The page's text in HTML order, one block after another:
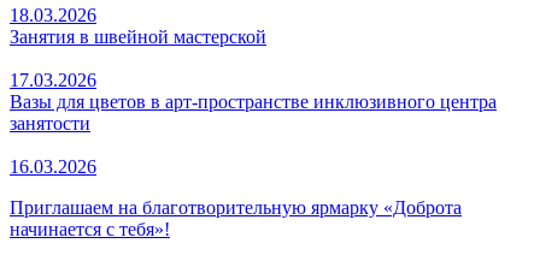
18.03.2026
Занятия в швейной мастерской
17.03.2026
Вазы для цветов в арт-пространстве инклюзивного центра
занятости
16.03.2026
Приглашаем на благотворительную ярмарку «Доброта
начинается с тебя»!